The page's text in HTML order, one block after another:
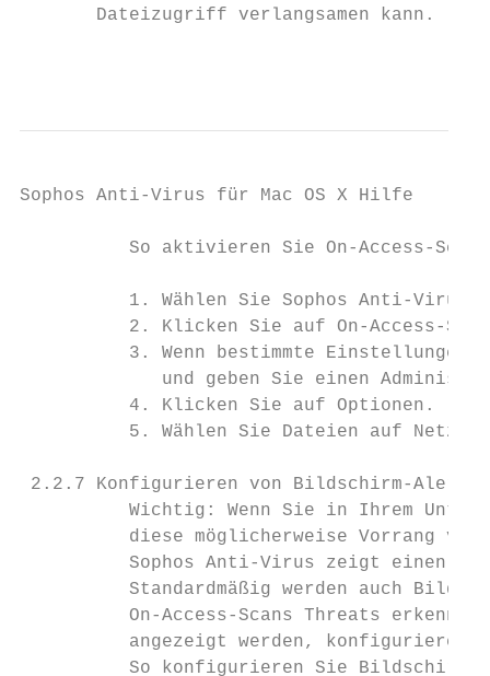
       Dateizugriff verlangsamen kann.
Sophos Anti-Virus für Mac OS X Hilfe
So aktivieren Sie On-Access-
1. Wählen Sie Sophos Anti-Virus
2. Klicken Sie auf On-Access-
3. Wenn bestimmte Einstellungen
und geben Sie einen
          4. Klicken Sie auf Optionen.
5. Wählen Sie Dateien auf
2.2.7 Konfigurieren von Bildschirm-Alerts
Wichtig: Wenn Sie in Ihrem
diese möglicherweise Vorrang
Sophos Anti-Virus zeigt einen
Standardmäßig werden auch
On-Access-Scans Threats
          angezeigt werden, konfigurieren.
So konfigurieren Sie Bildschirm-